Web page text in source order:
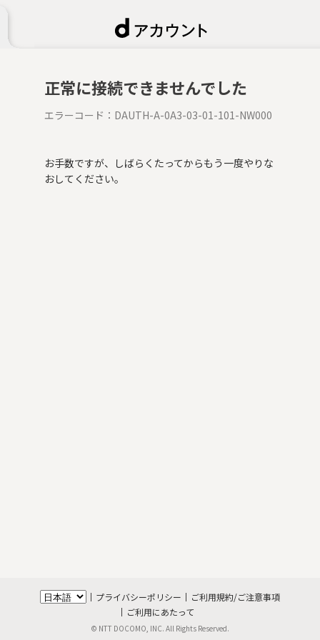
正常に接続できませんでした
エラーコード： DAUTH-A-0A3-03-01-101-NW000
お手数ですが、しばらくたってからもう一度やりな
おしてください。
プライバシーポリシー
ご利用規約/ご注意事項
ご利用にあたって
© NTT DOCOMO, INC. All Rights Reserved.